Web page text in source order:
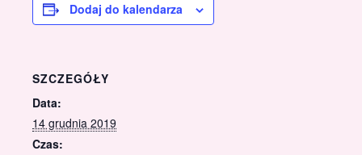
Dodaj do kalendarza
SZCZEGÓŁY
Data:
14 grudnia 2019
Czas: